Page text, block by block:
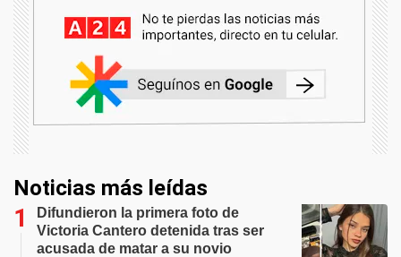
Noticias más leídas
Difundieron la primera foto de
Victoria Cantero detenida tras ser
acusada de matar a su novio